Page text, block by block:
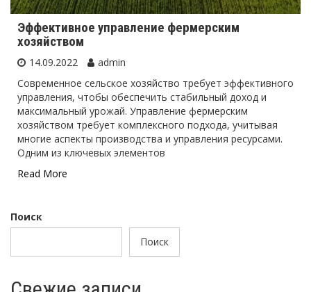
Эффективное управление фермерским
хозяйством
14.09.2022
admin
Современное сельское хозяйство требует эффективного
управления, чтобы обеспечить стабильный доход и
максимальный урожай. Управление фермерским
хозяйством требует комплексного подхода, учитывая
многие аспекты производства и управления ресурсами.
Одним из ключевых элементов
Read More
Поиск
Поиск